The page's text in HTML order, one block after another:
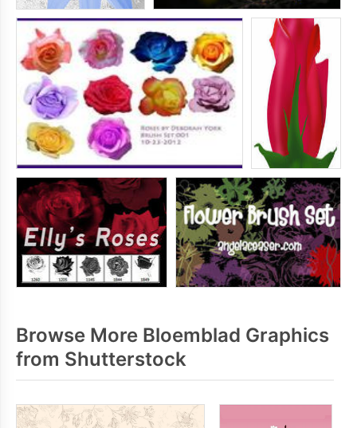
Browse More Bloemblad Graphics
from Shutterstock